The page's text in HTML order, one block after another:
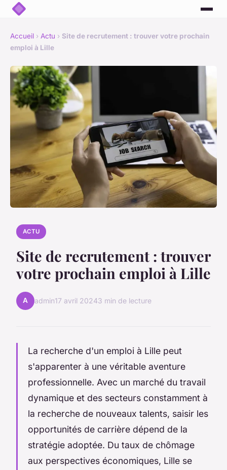
Accueil › Actu › Site de recrutement : trouver votre prochain
emploi à Lille
ACTU
Site de recrutement : trouver
votre prochain emploi à Lille
A admin17 avril 20243 min de lecture
La recherche d'un emploi à Lille peut
s'apparenter à une véritable aventure
professionnelle. Avec un marché du travail
dynamique et des secteurs constamment à
la recherche de nouveaux talents, saisir les
opportunités de carrière dépend de la
stratégie adoptée. Du taux de chômage
aux perspectives économiques, Lille se